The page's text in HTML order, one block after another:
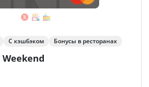
С кэшбэком Бонусы в ресторанах